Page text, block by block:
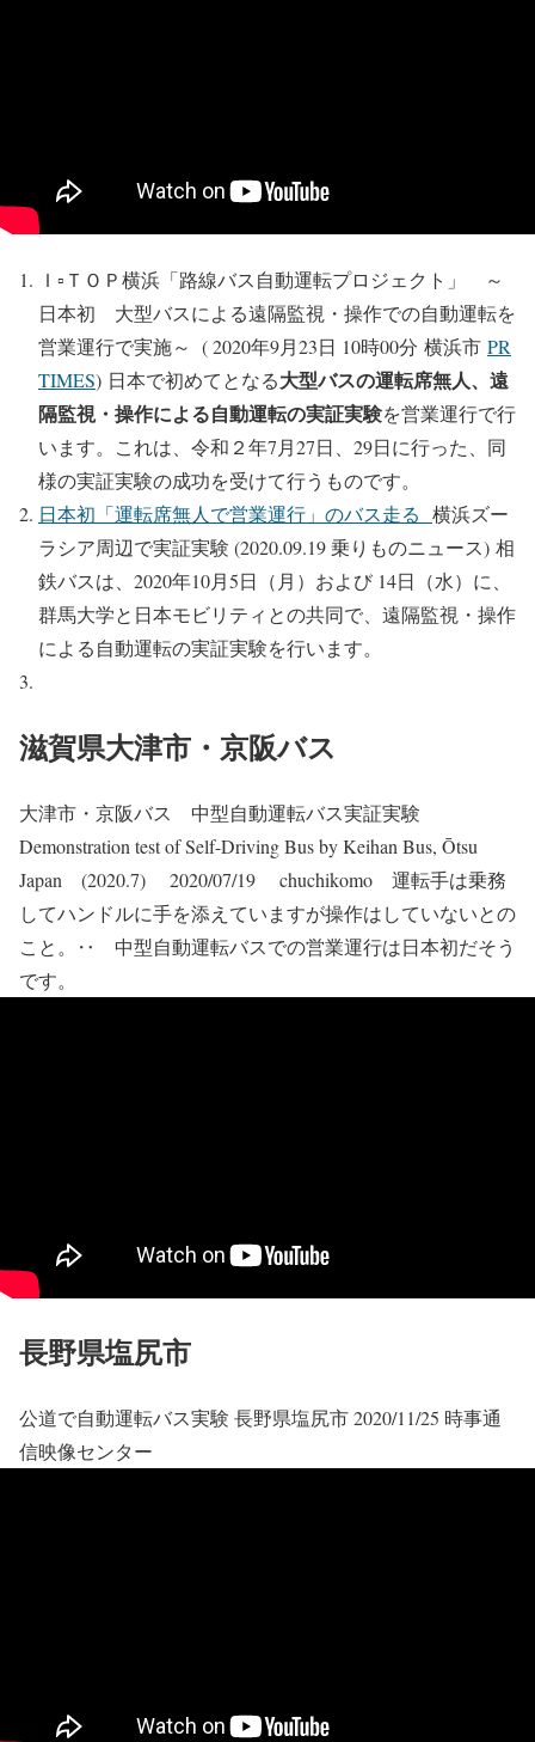
Ｉ▫ＴＯＰ横浜「路線バス自動運転プロジェクト」 ～
日本初 大型バスによる遠隔監視・操作での自動運転を
営業運行で実施～ ( 2020年9月23日 10時00分 横浜市 PR
TIMES) 日本で初めてとなる大型バスの運転席無人、遠
隔監視・操作による自動運転の実証実験を営業運行で行
います。これは、令和２年7月27日、29日に行った、同
様の実証実験の成功を受けて行うものです。
日本初「運転席無人で営業運行」のバス走る 横浜ズー
ラシア周辺で実証実験 (2020.09.19 乗りものニュース) 相
鉄バスは、2020年10月5日（月）および 14日（水）に、
群馬大学と日本モビリティとの共同で、遠隔監視・操作
による自動運転の実証実験を行います。
滋賀県大津市・京阪バス
大津市・京阪バス 中型自動運転バス実証実験
Demonstration test of Self-Driving Bus by Keihan Bus, Ōtsu
Japan (2020.7) 2020/07/19 chuchikomo 運転手は乗務
してハンドルに手を添えていますが操作はしていないとの
こと。‥ 中型自動運転バスでの営業運行は日本初だそう
です。
長野県塩尻市
公道で自動運転バス実験 長野県塩尻市 2020/11/25 時事通
信映像センター